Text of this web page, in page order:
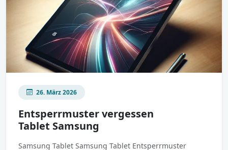
26. März 2026
Entsperrmuster vergessen
Tablet Samsung
Samsung Tablet Samsung Tablet Entsperrmuster